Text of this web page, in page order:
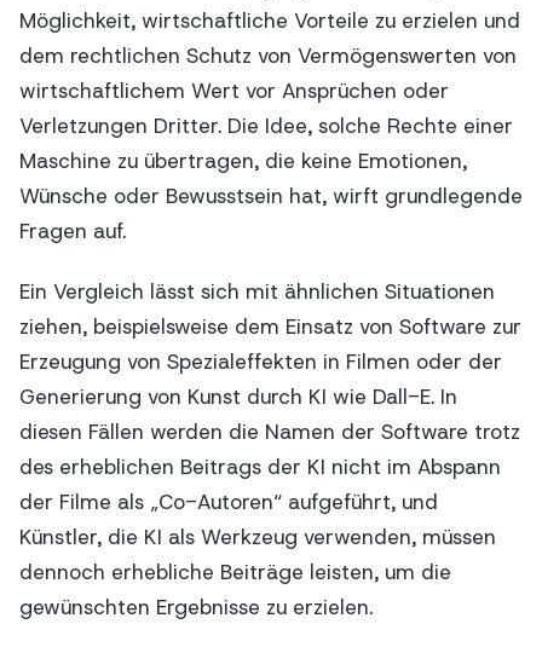
Möglichkeit, wirtschaftliche Vorteile zu erzielen und
dem rechtlichen Schutz von Vermögenswerten von
wirtschaftlichem Wert vor Ansprüchen oder
Verletzungen Dritter. Die Idee, solche Rechte einer
Maschine zu übertragen, die keine Emotionen,
Wünsche oder Bewusstsein hat, wirft grundlegende
Fragen auf.
Ein Vergleich lässt sich mit ähnlichen Situationen
ziehen, beispielsweise dem Einsatz von Software zur
Erzeugung von Spezialeffekten in Filmen oder der
Generierung von Kunst durch KI wie Dall-E. In
diesen Fällen werden die Namen der Software trotz
des erheblichen Beitrags der KI nicht im Abspann
der Filme als „Co-Autoren“ aufgeführt, und
Künstler, die KI als Werkzeug verwenden, müssen
dennoch erhebliche Beiträge leisten, um die
gewünschten Ergebnisse zu erzielen.